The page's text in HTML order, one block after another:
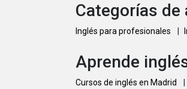
Categorías de
Inglés para profesionales
Aprende
Cursos de inglés en Madrid